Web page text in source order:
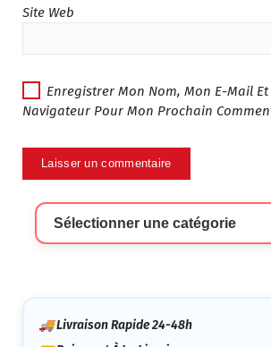
Site Web
Enregistrer Mon Nom, Mon E-Mail
Navigateur Pour Mon Prochain
Sélectionner
🚚 Livraison Rapide 24-48h